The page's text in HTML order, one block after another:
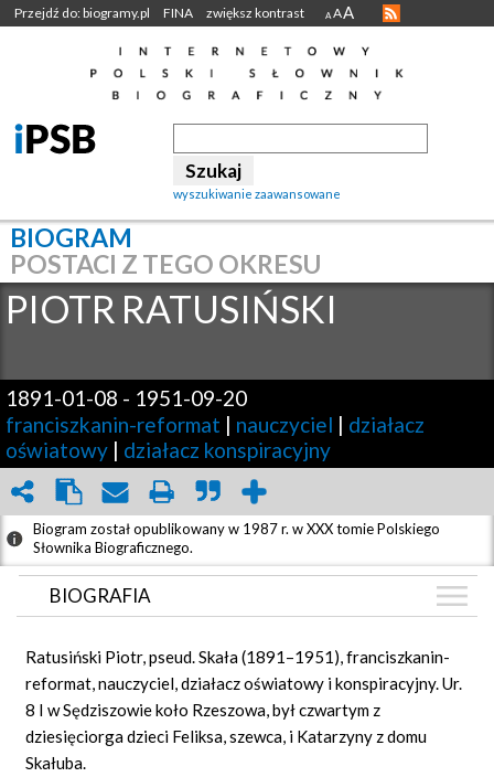
Przejdź do: biogramy.pl FINA zwiększ kontrast A AA
wyszukiwanie zaawansowane
BIOGRAM
POSTACI Z TEGO OKRESU
PIOTR RATUSIŃSKI
1891-01-08 - 1951-09-20
franciszkanin-reformat | nauczyciel | działacz
oświatowy | działacz konspiracyjny
Biogram został opublikowany w 1987 r. w XXX tomie Polskiego
Słownika Biograficznego.
BIOGRAFIA
GRAF POWIĄZAŃ
DYSKUSJA
Mapa
Ratusiński Piotr, pseud. Skała (1891–1951), franciszkanin-
reformat, nauczyciel, działacz oświatowy i konspiracyjny. Ur.
8 I w Sędziszowie koło Rzeszowa, był czwartym z
dziesięciorga dzieci Feliksa, szewca, i Katarzyny z domu
Skałuba.